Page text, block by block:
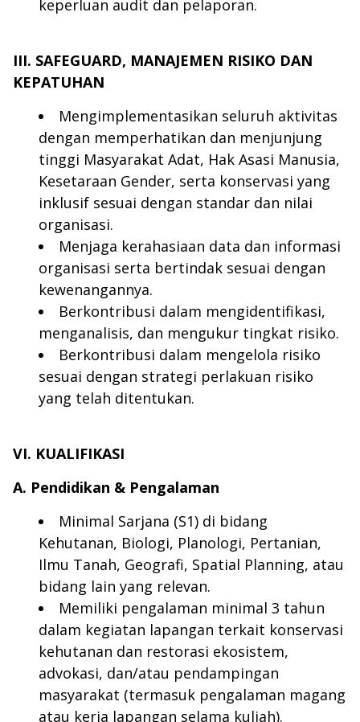
keperluan audit dan pelaporan.
III. SAFEGUARD, MANAJEMEN RISIKO DAN
KEPATUHAN
Mengimplementasikan seluruh aktivitas
dengan memperhatikan dan menjunjung
tinggi Masyarakat Adat, Hak Asasi Manusia,
Kesetaraan Gender, serta konservasi yang
inklusif sesuai dengan standar dan nilai
organisasi.
Menjaga kerahasiaan data dan informasi
organisasi serta bertindak sesuai dengan
kewenangannya.
Berkontribusi dalam mengidentifikasi,
menganalisis, dan mengukur tingkat risiko.
Berkontribusi dalam mengelola risiko
sesuai dengan strategi perlakuan risiko
yang telah ditentukan.
VI. KUALIFIKASI
A. Pendidikan & Pengalaman
Minimal Sarjana (S1) di bidang
Kehutanan, Biologi, Planologi, Pertanian,
Ilmu Tanah, Geografi, Spatial Planning, atau
bidang lain yang relevan.
Memiliki pengalaman minimal 3 tahun
dalam kegiatan lapangan terkait konservasi
kehutanan dan restorasi ekosistem,
advokasi, dan/atau pendampingan
masyarakat (termasuk pengalaman magang
atau kerja lapangan selama kuliah).